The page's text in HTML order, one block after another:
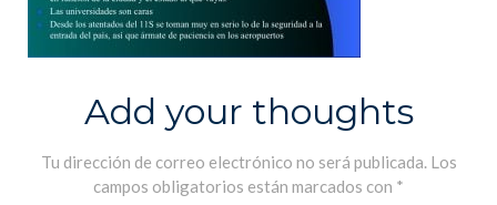
Add your thoughts
Tu dirección de correo electrónico no será publicada. Los
campos obligatorios están marcados con *